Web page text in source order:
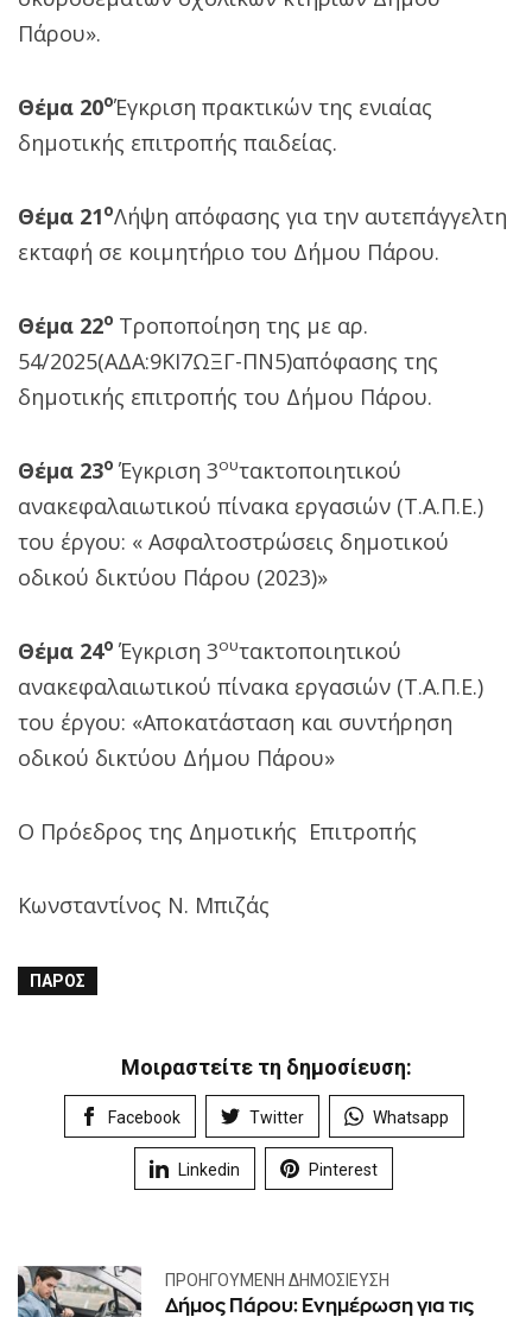
Πάρου».
Θέμα 20οΈγκριση πρακτικών της ενιαίας
δημοτικής επιτροπής παιδείας.
Θέμα 21οΛήψη απόφασης για την αυτεπάγγελτη
εκταφή σε κοιμητήριο του Δήμου Πάρου.
Θέμα 22ο Τροποποίηση της με αρ.
54/2025(ΑΔΑ:9ΚΙ7ΩΞΓ-ΠΝ5)απόφασης της
δημοτικής επιτροπής του Δήμου Πάρου.
Θέμα 23ο Έγκριση 3ουτακτοποιητικού
ανακεφαλαιωτικού πίνακα εργασιών (Τ.Α.Π.Ε.)
του έργου: « Ασφαλτοστρώσεις δημοτικού
οδικού δικτύου Πάρου (2023)»
Θέμα 24ο Έγκριση 3ουτακτοποιητικού
ανακεφαλαιωτικού πίνακα εργασιών (Τ.Α.Π.Ε.)
του έργου: «Αποκατάσταση και συντήρηση
οδικού δικτύου Δήμου Πάρου»
Ο Πρόεδρος της Δημοτικής Επιτροπής
Κωνσταντίνος Ν. Μπιζάς
ΠΆΡΟΣ
Μοιραστείτε τη δημοσίευση:
Facebook Twitter Whatsapp
Linkedin Pinterest
ΠΡΟΗΓΟΎΜΕΝΗ ΔΗΜΟΣΊΕΥΣΗ
Δήμος Πάρου: Ενημέρωση για τις